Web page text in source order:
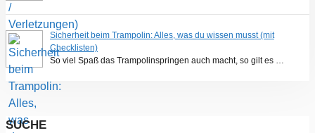
Sicherheit beim Trampolin: Alles, was du wissen musst (mit
Checklisten)
So viel Spaß das Trampolinspringen auch macht, so gilt es …
SUCHE